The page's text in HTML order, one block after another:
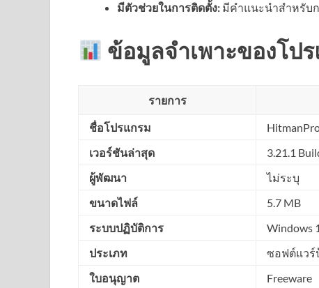
มีตัวช่วยในการติดตั้ง: มีคำแนะนำสำหรับ
ข้อมูลจำเพาะของโป
รายการ
ชื่อโปรแกรม
เวอร์ชันล่าสุด
3.21.1
ผู้พัฒนา
ไม่ระบุ
ขนาดไฟล์
5.7 MB
ระบบปฏิบัติการ
Windows
ประเภท
ซอฟต์แวร์
ใบอนุญาต
Freeware